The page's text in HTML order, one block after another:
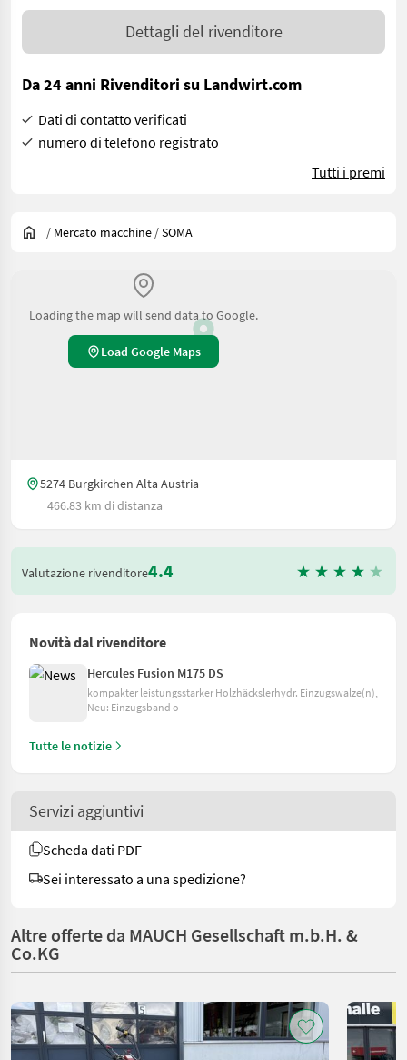
Dettagli del rivenditore
Da 24 anni Rivenditori su Landwirt.com
Dati di contatto verificati
numero di telefono registrato
Tutti i premi
/ Mercato macchine /SOMA
Loading the map will send data to Google.
Load Google Maps
5274 Burgkirchen Alta Austria
466.83 km di distanza
Valutazione rivenditore4.4
Novità dal rivenditore
Hercules Fusion M175 DS
kompakter leistungsstarker Holzhäckslerhydr. Einzugswalze(n),
Neu: Einzugsband o
Tutte le notizie
Servizi aggiuntivi
Scheda dati PDF
Sei interessato a una spedizione?
Altre offerte da MAUCH Gesellschaft m.b.H. &
Co.KG